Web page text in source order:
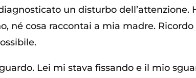
un disturbo dell’attenzione.
né cosa raccontai a mia madre. Ricordo
Lei mi stava fissando e il mio